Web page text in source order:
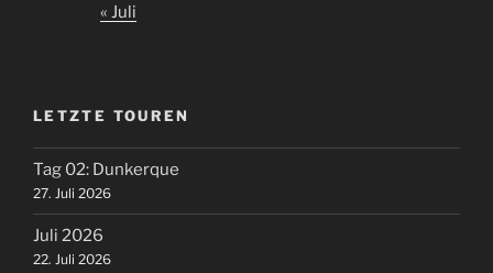
« Juli
LETZTE TOUREN
Tag 02: Dunkerque
27. Juli 2026
Juli 2026
22. Juli 2026